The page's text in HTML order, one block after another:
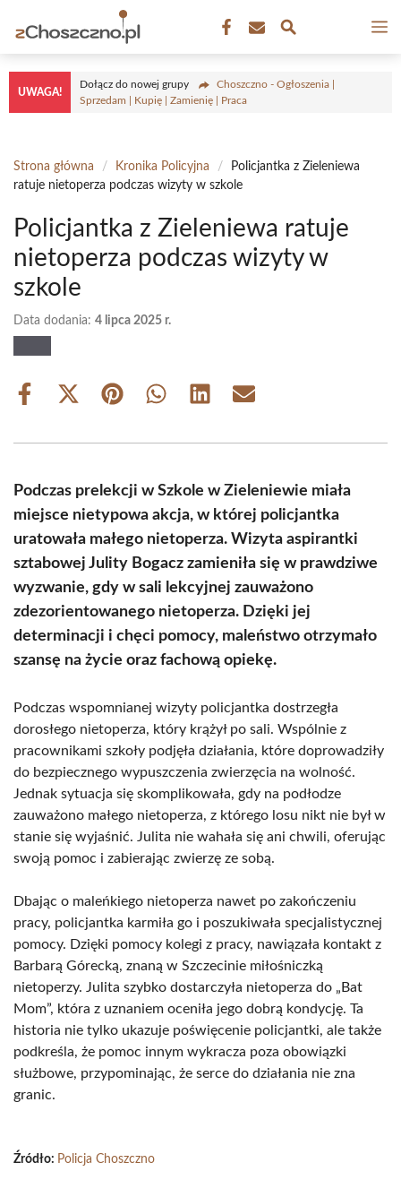
treści
UWAGA!
Dołącz do nowej grupy
Choszczno - Ogłoszenia |
Sprzedam | Kupię | Zamienię | Praca
Strona główna / Kronika Policyjna /
Policjantka z Zieleniewa
ratuje nietoperza podczas wizyty w szkole
Policjantka z Zieleniewa ratuje
nietoperza podczas wizyty w
szkole
Data dodania: 4 lipca 2025 r.
Share
Share
(Twitter)
Share Share Share Share
Podczas prelekcji w Szkole w Zieleniewie miała
miejsce nietypowa akcja, w której policjantka
uratowała małego nietoperza. Wizyta aspirantki
sztabowej Julity Bogacz zamieniła się w prawdziwe
wyzwanie, gdy w sali lekcyjnej zauważono
zdezorientowanego nietoperza. Dzięki jej
determinacji i chęci pomocy, maleństwo otrzymało
szansę na życie oraz fachową opiekę.
Podczas wspomnianej wizyty policjantka dostrzegła
dorosłego nietoperza, który krążył po sali. Wspólnie z
pracownikami szkoły podjęła działania, które doprowadziły
do bezpiecznego wypuszczenia zwierzęcia na wolność.
Jednak sytuacja się skomplikowała, gdy na podłodze
zauważono małego nietoperza, z którego losu nikt nie był w
stanie się wyjaśnić. Julita nie wahała się ani chwili, oferując
swoją pomoc i zabierając zwierzę ze sobą.
Dbając o maleńkiego nietoperza nawet po zakończeniu
pracy, policjantka karmiła go i poszukiwała specjalistycznej
pomocy. Dzięki pomocy kolegi z pracy, nawiązała kontakt z
Barbarą Górecką, znaną w Szczecinie miłośniczką
nietoperzy. Julita szybko dostarczyła nietoperza do „Bat
Mom”, która z uznaniem oceniła jego dobrą kondycję. Ta
historia nie tylko ukazuje poświęcenie policjantki, ale także
podkreśla, że pomoc innym wykracza poza obowiązki
służbowe, przypominając, że serce do działania nie zna
granic.
Źródło: Policja Choszczno